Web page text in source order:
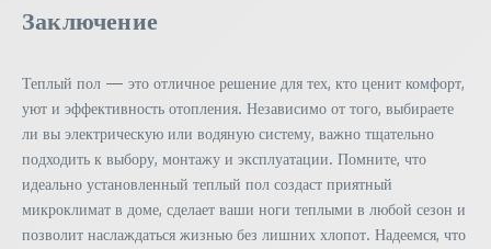
Заключение
Теплый пол — это отличное решение для тех, кто ценит комфорт,
уют и эффективность отопления. Независимо от того, выбираете
ли вы электрическую или водяную систему, важно тщательно
подходить к выбору, монтажу и эксплуатации. Помните, что
идеально установленный теплый пол создаст приятный
микроклимат в доме, сделает ваши ноги теплыми в любой сезон и
позволит наслаждаться жизнью без лишних хлопот. Надеемся, что